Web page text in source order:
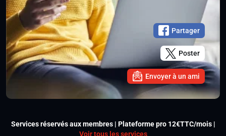
Partager
Poster
Envoyer à un ami
Services réservés aux membres | Plateforme pro 12€TTC/mois |
Voir tous les services